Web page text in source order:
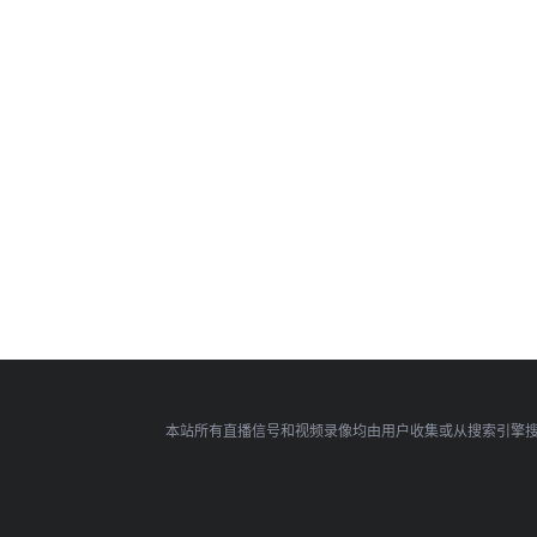
本站所有直播信号和视频录像均由用户收集或从搜索引擎